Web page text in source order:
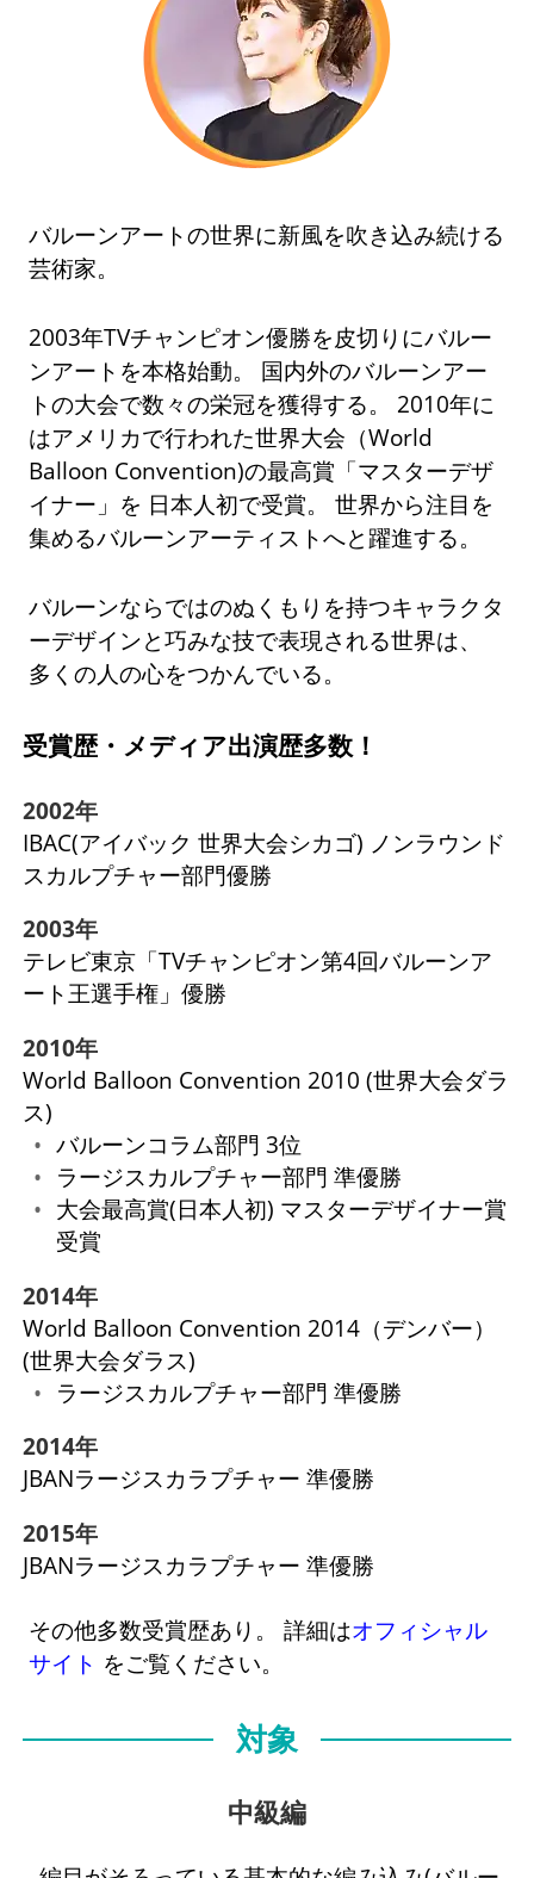
バルーンアートの世界に新風を吹き込み続ける
芸術家。
2003年TVチャンピオン優勝を皮切りにバルー
ンアートを本格始動。 国内外のバルーンアー
トの大会で数々の栄冠を獲得する。 2010年に
はアメリカで行われた世界大会（World
Balloon Convention)の最高賞「マスターデザ
イナー」を 日本人初で受賞。 世界から注目を
集めるバルーンアーティストへと躍進する。
バルーンならではのぬくもりを持つキャラクタ
ーデザインと巧みな技で表現される世界は、
多くの人の心をつかんでいる。
受賞歴・メディア出演歴多数！
2002年
IBAC(アイバック 世界大会シカゴ) ノンラウンド
スカルプチャー部門優勝
2003年
テレビ東京「TVチャンピオン第4回バルーンア
ート王選手権」優勝
2010年
World Balloon Convention 2010 (世界大会ダラ
ス)
バルーンコラム部門 3位
ラージスカルプチャー部門 準優勝
大会最高賞(日本人初) マスターデザイナー賞
受賞
2014年
World Balloon Convention 2014（デンバー）
(世界大会ダラス)
ラージスカルプチャー部門 準優勝
2014年
JBANラージスカラプチャー 準優勝
2015年
JBANラージスカラプチャー 準優勝
その他多数受賞歴あり。 詳細はオフィシャル
サイト をご覧ください。
対象
中級編